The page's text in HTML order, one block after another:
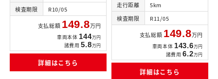
検査期限
R10/05
支払総額 149.8万円
車両本体 144万円
諸費用 5.8万円
詳細はこちら
走行距離
5km
検査期限
R11/05
支払総額 149.8万円
車両本体 143.6万円
諸費用 6.2万円
詳細はこちら